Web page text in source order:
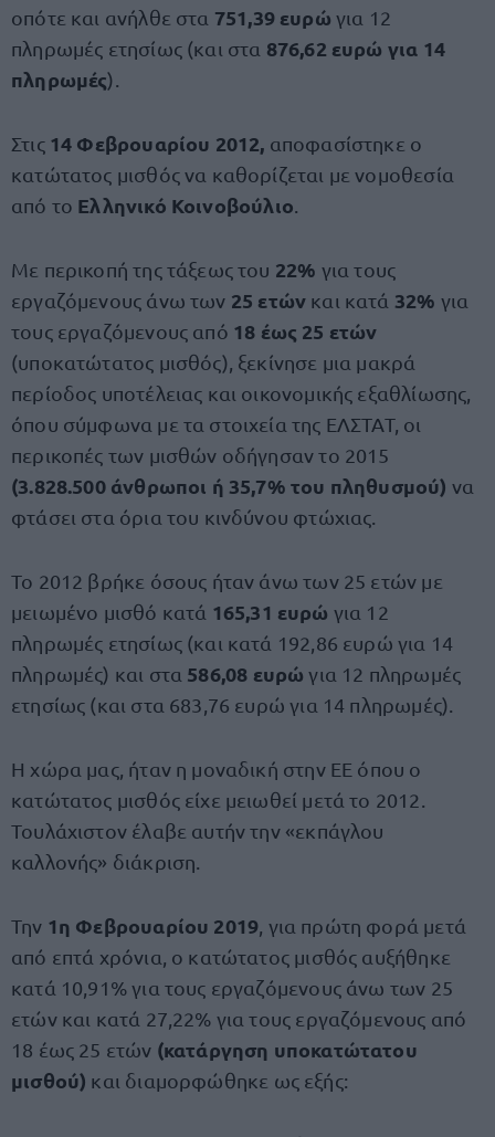
οπότε και ανήλθε στα 751,39 ευρώ για 12
πληρωμές ετησίως (και στα 876,62 ευρώ για 14
πληρωμές).
Στις 14 Φεβρουαρίου 2012, αποφασίστηκε ο
κατώτατος μισθός να καθορίζεται με νομοθεσία
από το Ελληνικό Κοινοβούλιο
Με περικοπή της τάξεως του 22% για τους
εργαζόμενους άνω των 25 ετών και κατά 32% για
τους εργαζόμενους από 18 έως 25 ετών
(υποκατώτατος μισθός), ξεκίνησε μια μακρά
περίοδος υποτέλειας και οικονομικής εξαθλίωσης,
όπου σύμφωνα με τα στοιχεία της ΕΛΣΤΑΤ, οι
περικοπές των μισθών οδήγησαν το 2015
(3.828.500 άνθρωποι ή 35,7% του πληθυσμού) να
φτάσει στα όρια του κινδύνου φτώχιας.
Το 2012 βρήκε όσους ήταν άνω των 25 ετών με
μειωμένο μισθό κατά 165,31 ευρώ για 12
πληρωμές ετησίως (και κατά 192,86 ευρώ για 14
πληρωμές) και στα 586,08 ευρώ για 12 πληρωμές
ετησίως (και στα 683,76 ευρώ για 14 πληρωμές).
Η χώρα μας, ήταν η μοναδική στην ΕΕ όπου ο
κατώτατος μισθός είχε μειωθεί μετά το 2012.
Τουλάχιστον έλαβε αυτήν την «εκπάγλου
καλλονής» διάκριση.
Την 1η Φεβρουαρίου 2019 , για πρώτη φορά μετά
από επτά χρόνια, ο κατώτατος μισθός αυξήθηκε
κατά 10,91% για τους εργαζόμενους άνω των 25
ετών και κατά 27,22% για τους εργαζόμενους από
18 έως 25 ετών (κατάργηση υποκατώτατου
μισθού) και διαμορφώθηκε ως εξής: